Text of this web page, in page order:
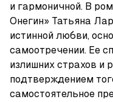
и гармоничной. В
Онегин» Татьяна
истинной любви,
самоотречении. Ее
излишних страхов и
подтверждением
самостоятельное